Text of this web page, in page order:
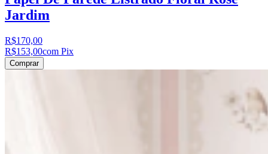
Jardim
R$170,00
R$153,00com Pix
Comprar